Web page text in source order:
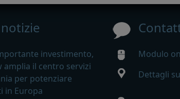
investimento,
amplia il centro servizi
per potenziare
in Europa
Modulo
Dettagli